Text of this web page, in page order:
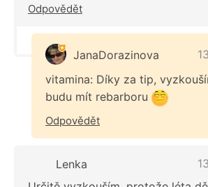
Odpovědět
JanaDorazinova
vitamina: Díky za tip,
budu mít rebarboru
Odpovědět
Lenka